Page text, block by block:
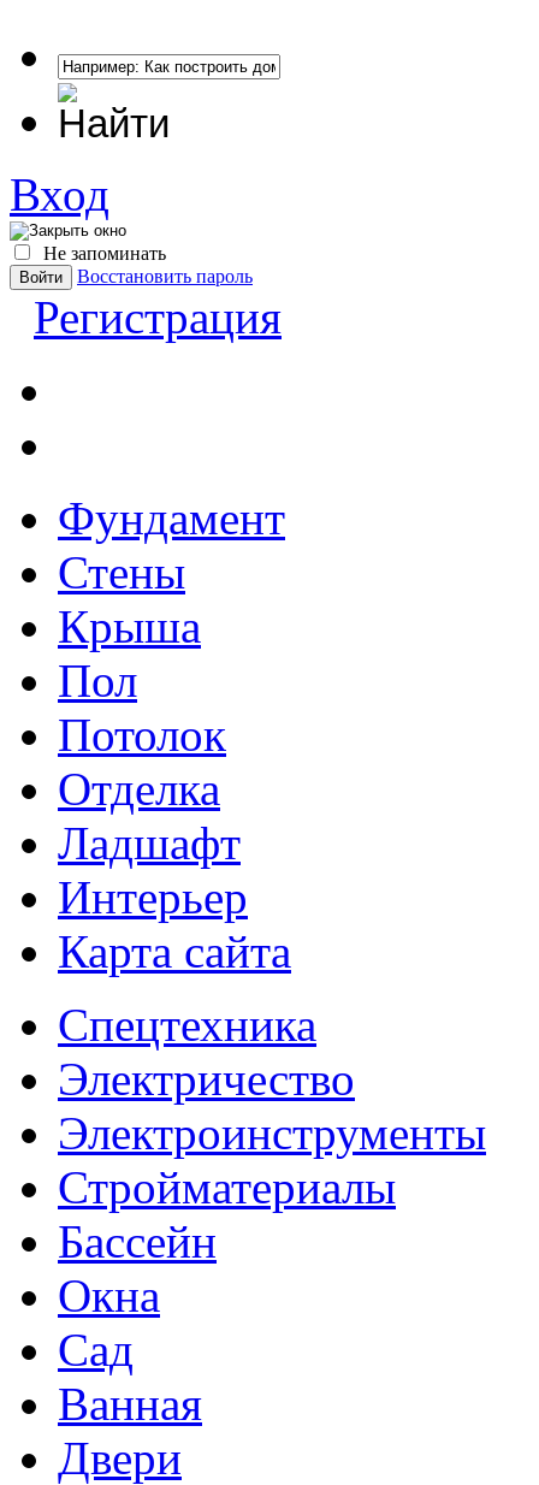
Вход
Не запоминать
Восстановить пароль
Регистрация
Фундамент
Стены
Крыша
Пол
Потолок
Отделка
Ладшафт
Интерьер
Карта сайта
Спецтехника
Электричество
Электроинструменты
Стройматериалы
Бассейн
Окна
Сад
Ванная
Двери